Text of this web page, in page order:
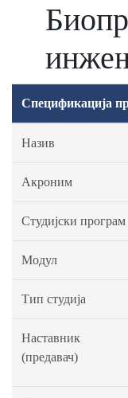
Спецификација
Назив
Акроним
Студијски програм
Модул
Тип студија
Наставник
(предавач)